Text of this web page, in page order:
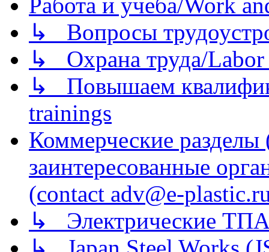
↳ Вопросы
↳ Охрана труда/Labor
↳ Повышаем
trainings
Коммерческие
заинтересованные
(contact adv@e-
↳ Электрические